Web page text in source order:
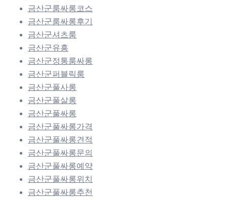
금산군룸싸롱코스
금산군룸싸롱후기
금산군셔츠룸
금산군유흥
금산군정통룸싸롱
금산군퍼블릭룸
금산군풀사롱
금산군풀살롱
금산군풀싸롱
금산군풀싸롱가격
금산군풀싸롱견적
금산군풀싸롱문의
금산군풀싸롱예약
금산군풀싸롱위치
금산군풀싸롱추천